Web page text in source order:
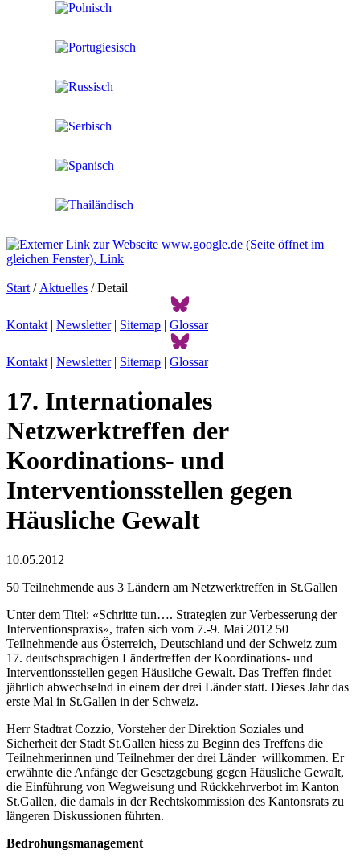
Start / Aktuelles / Detail
Kontakt | Newsletter| Sitemap | Glossar
Kontakt | Newsletter| Sitemap | Glossar
17. Internationales
Netzwerktreffen der
Koordinations- und
Interventionsstellen gegen
Häusliche Gewalt
10.05.2012
50 Teilnehmende aus 3 Ländern am Netzwerktreffen in St.Gallen
Unter dem Titel: «Schritte tun…. Strategien zur Verbesserung der
Interventionspraxis», trafen sich vom 7.-9. Mai 2012 50
Teilnehmende aus Österreich, Deutschland und der Schweiz zum
17. deutschsprachigen Ländertreffen der Koordinations- und
Interventionsstellen gegen Häusliche Gewalt. Das Treffen findet
jährlich abwechselnd in einem der drei Länder statt. Dieses Jahr das
erste Mal in St.Gallen in der Schweiz.
Herr Stadtrat Cozzio, Vorsteher der Direktion Soziales und
Sicherheit der Stadt St.Gallen hiess zu Beginn des Treffens die
Teilnehmerinnen und Teilnehmer der drei Länder willkommen. Er
erwähnte die Anfänge der Gesetzgebung gegen Häusliche Gewalt,
die Einführung von Wegweisung und Rückkehrverbot im Kanton
St.Gallen, die damals in der Rechtskommission des Kantonsrats zu
längeren Diskussionen führten.
Bedrohungsmanagement